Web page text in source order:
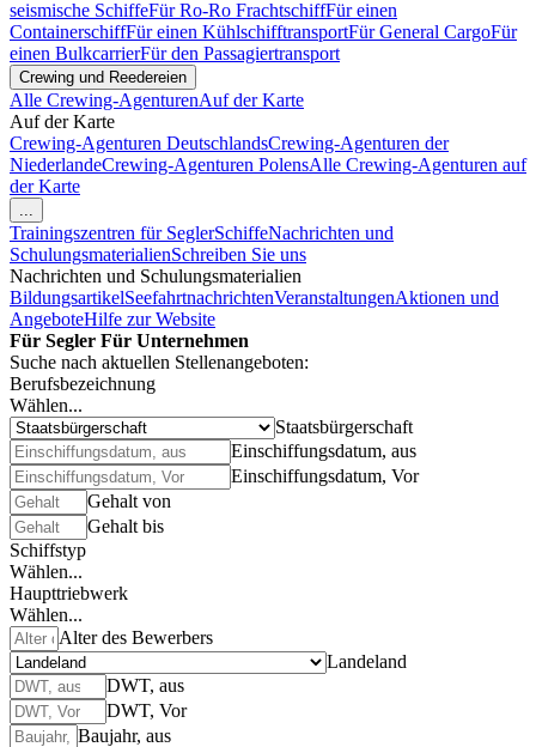
seismische SchiffeFür Ro-Ro FrachtschiffFür einen
ContainerschiffFür einen KühlschifftransportFür General CargoFür
einen BulkcarrierFür den Passagiertransport
Crewing und Reedereien
Alle Crewing-AgenturenAuf der Karte
Auf der Karte
Crewing-Agenturen DeutschlandsCrewing-Agenturen der
NiederlandeCrewing-Agenturen PolensAlle Crewing-Agenturen auf
der Karte
...
Trainingszentren für SeglerSchiffeNachrichten und
SchulungsmaterialienSchreiben Sie uns
Nachrichten und Schulungsmaterialien
BildungsartikelSeefahrtnachrichtenVeranstaltungenAktionen und
AngeboteHilfe zur Website
Für Segler Für Unternehmen
Suche nach aktuellen Stellenangeboten:
Berufsbezeichnung
Wählen...
Staatsbürgerschaft
Einschiffungsdatum, aus
Einschiffungsdatum, Vor
Gehalt von
Gehalt bis
Schiffstyp
Wählen...
Haupttriebwerk
Wählen...
Alter des Bewerbers
Landeland
DWT, aus
DWT, Vor
Baujahr, aus